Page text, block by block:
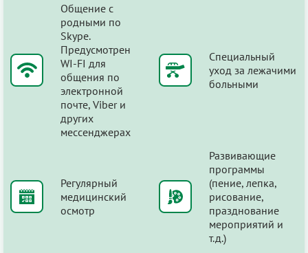
Общение с
родными по
Skype.
Предусмотрен
WI-FI для
общения по
электронной
почте, Viber и
других
мессенджерах
Специальный
уход за лежачими
больными
Регулярный
медицинский
осмотр
Развивающие
программы
(пение, лепка,
рисование,
празднование
мероприятий и
т.д.)